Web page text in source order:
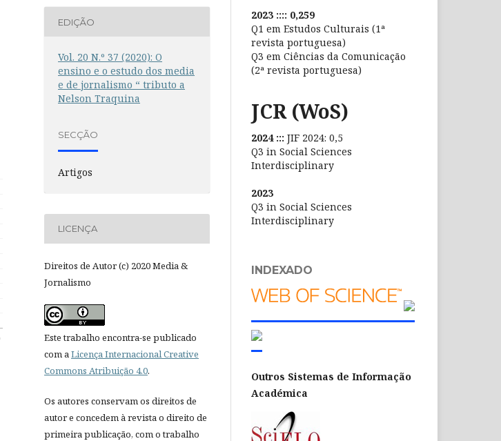
EDIÇÃO
Vol. 20 N.º 37 (2020): O
ensino e o estudo dos media
e de jornalismo “ tributo a
Nelson Traquina
SECÇÃO
Artigos
LICENÇA
Direitos de Autor (c) 2020 Media &
Jornalismo
Este trabalho encontra-se publicado
com a Licença Internacional Creative
Commons Atribuição 4.0.
Os autores conservam os direitos de
autor e concedem à revista o direito de
primeira publicação, com o trabalho
2023 :::: 0,259
Q1 em Estudos Culturais (1ª
revista portuguesa)
Q3 em Ciências da Comunicação
(2ª revista portuguesa)
JCR (WoS)
2024 ::: JIF 2024: 0,5
Q3 in Social Sciences
Interdisciplinary
2023
Q3 in Social Sciences
Interdisciplinary
INDEXADO
Outros Sistemas de Informação
Académica